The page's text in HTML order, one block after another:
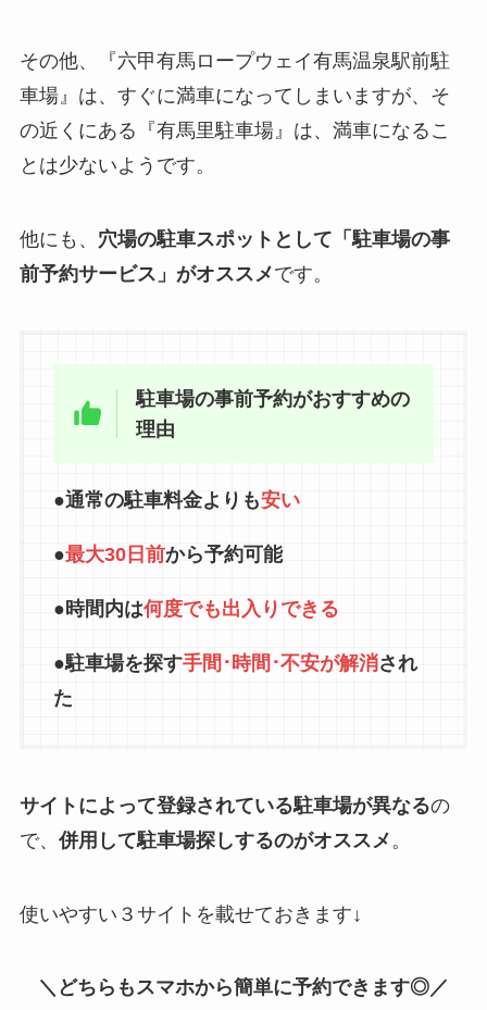
その他、『六甲有馬ロープウェイ有馬温泉駅前駐
車場』は、すぐに満車になってしまいますが、そ
の近くにある『有馬里駐車場』は、満車になるこ
とは少ないようです。
他にも、 穴場の駐車スポットとして「駐車場の事
前予約サービス」がオススメです。
駐車場の事前予約がおすすめの
理由
●通常の駐車料金よりも安い
●最大30日前から予約可能
●時間内は何度でも出入りできる
●駐車場を探す手間･時間･不安が解消され
た
サイトによって登録されている駐車場が異なるの
で、 併用して駐車場探しするのがオススメ 。
使いやすい３サイトを載せておきます↓
＼どちらもスマホから簡単に予約できます◎／